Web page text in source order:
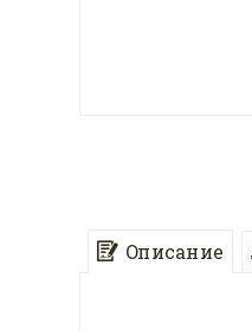
Описание